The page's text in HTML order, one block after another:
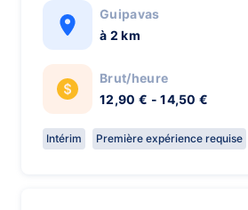
Guipavas
à 2 km
Brut/heure
12,90 € - 14,50 €
Intérim Première expérience requise